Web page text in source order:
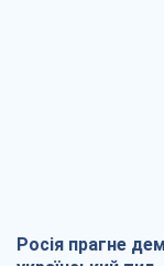
Росія прагне